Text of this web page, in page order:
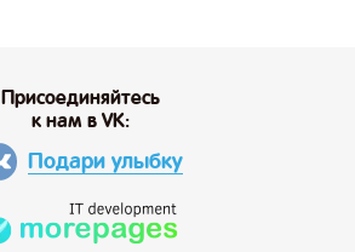
Присоединяйтесь
к нам в VK:
Подари улыбку